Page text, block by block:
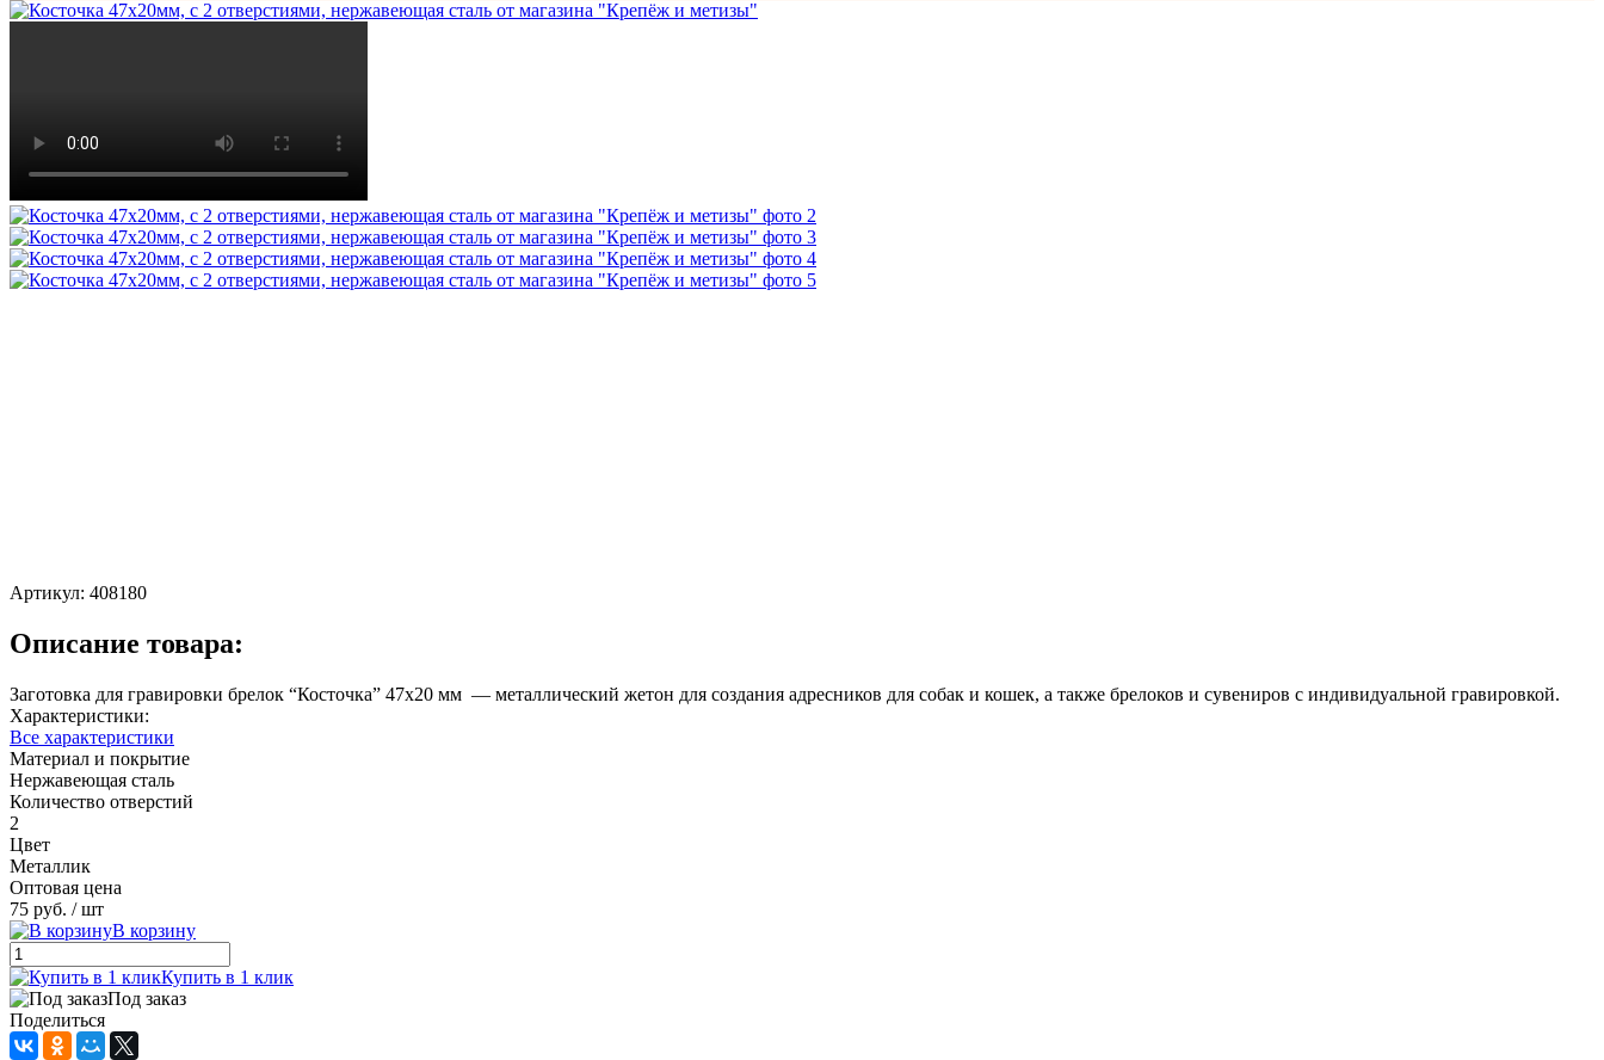
Артикул: 408180
Описание товара:
Заготовка для гравировки брелок “Косточка” 47x20 мм — металлический жетон для создания адресников для собак и кошек, а также брелоков и сувениров с индивидуальной гравировкой.
Характеристики:
Все характеристики
Материал и покрытие
Нержавеющая сталь
Количество отверстий
2
Цвет
Металлик
Оптовая цена
75 руб. / шт
В корзину
Купить в 1 клик
Под заказ
Поделиться